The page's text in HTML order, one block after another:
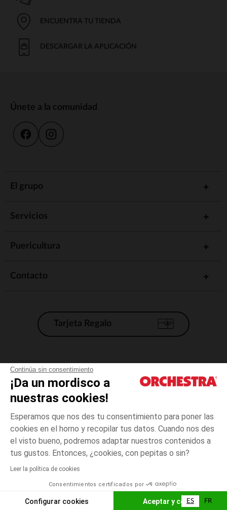
Continúa sin consentimiento
¡Da un mordisco a
nuestras cookies!
Esperamos que nos des tu consentimiento para poner las
cookies en el horno y recopilar tus datos. Cuando nos des
el visto bueno, podremos adaptar nuestros contenidos a
tus gustos. Entonces, ¿cookies, con pepitas o sin?
Leer la política de cookies
Consentimientos certificados por
Configurar cookies Aceptar y cerrar
Amarillo
El pago medidante
AÑADIR A LA CESTA
ENCUENTRA TU TIENDA
DESCARGAR LA APLICACIÓN
Únete a la comunidad
El grupo
Servicios
Puericultura
Contacto
Tarjeta Regalo
Condiciones generales de venta
Aviso Legal
*Condiciones de las ofertas actuales
Gestión de las cookies
Accesibilidad: no conforme
Orchestra adhiere al código de ética de la Federación Francesa de comercio
electrónico y venta a distancia (FEVAD) y al sistema de mediación de
ES FR